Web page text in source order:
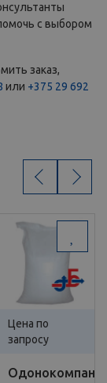
с выбором
заказ,
или +375 29 692
Цена по
запросу
‹ ›